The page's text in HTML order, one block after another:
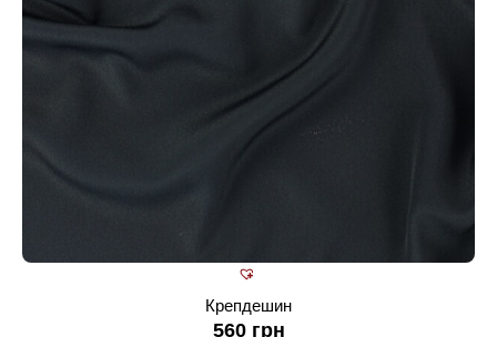
Крепдешин
560 грн